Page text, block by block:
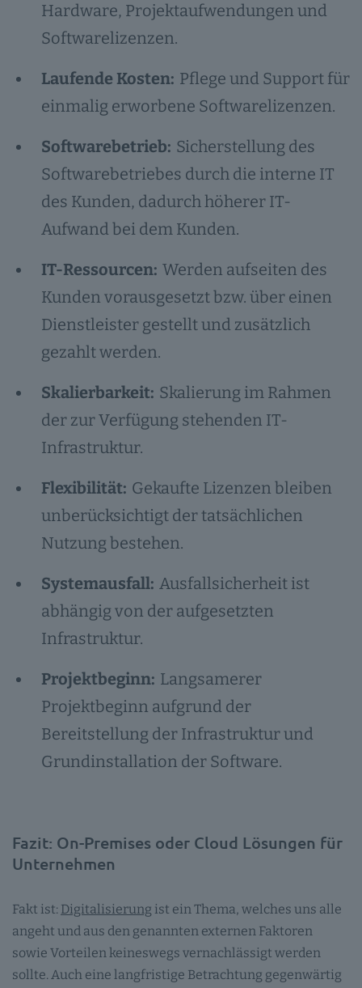
Hardware, Projektaufwendungen und
Softwarelizenzen.
Laufende Kosten: Pflege und Support für
einmalig erworbene Softwarelizenzen.
Softwarebetrieb: Sicherstellung des
Softwarebetriebes durch die interne IT
des Kunden, dadurch höherer IT-
Aufwand bei dem Kunden.
IT-Ressourcen: Werden aufseiten des
Kunden vorausgesetzt bzw. über einen
Dienstleister gestellt und zusätzlich
gezahlt werden.
Skalierbarkeit: Skalierung im Rahmen
der zur Verfügung stehenden IT-
Infrastruktur.
Flexibilität: Gekaufte Lizenzen bleiben
unberücksichtigt der tatsächlichen
Nutzung bestehen.
Systemausfall: Ausfallsicherheit ist
abhängig von der aufgesetzten
Infrastruktur.
Projektbeginn: Langsamerer
Projektbeginn aufgrund der
Bereitstellung der Infrastruktur und
Grundinstallation der Software.
Fazit: On-Premises oder Cloud Lösungen für
Unternehmen
Fakt ist: Digitalisierung ist ein Thema, welches uns alle
angeht und aus den genannten externen Faktoren
sowie Vorteilen keineswegs vernachlässigt werden
sollte. Auch eine langfristige Betrachtung gegenwärtig